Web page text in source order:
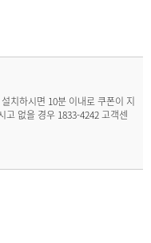
치하시면 10분 이내로 쿠폰이 지
없을 경우 1833-4242 고객센